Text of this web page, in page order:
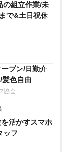
の組立作業/未
で&土日祝休
プン/日勤介
髪色自由
協会
活かすスマホ
ッフ